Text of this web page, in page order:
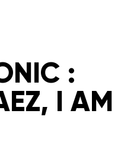
:
I AM